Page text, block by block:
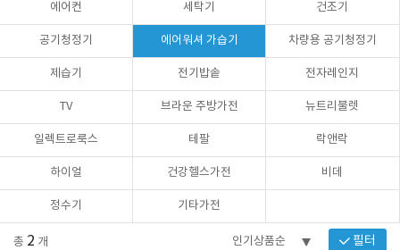
에어컨 세탁기 건조기
공기청정기 에어워셔 가습기 차량용 공기청정기
제습기 전기밥솥 전자레인지
TV 브라운 주방가전 뉴트리불렛
일렉트로룩스 테팔 락앤락
하이얼 건강헬스가전 비데
정수기 기타가전
총 2 개 필터